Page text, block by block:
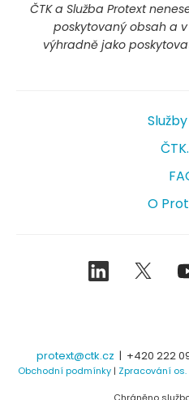
ČTK a Služba Protext
poskytovaný obsah a
výhradně jako
O
LinkedIn
protext@ctk.cz | +420 222
Obchodní podmínky| Zpracování